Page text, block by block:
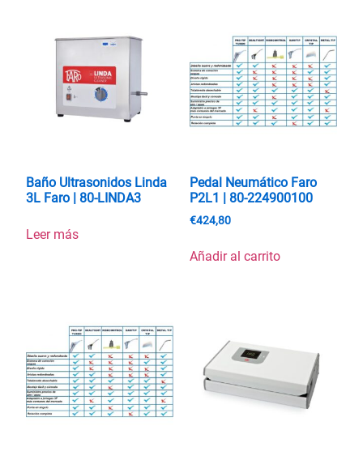
Baño Ultrasonidos Linda
3L Faro | 80-LINDA3
Leer más
Pedal Neumático Faro
P2L1 | 80-224900100
€424,80
Añadir al carrito